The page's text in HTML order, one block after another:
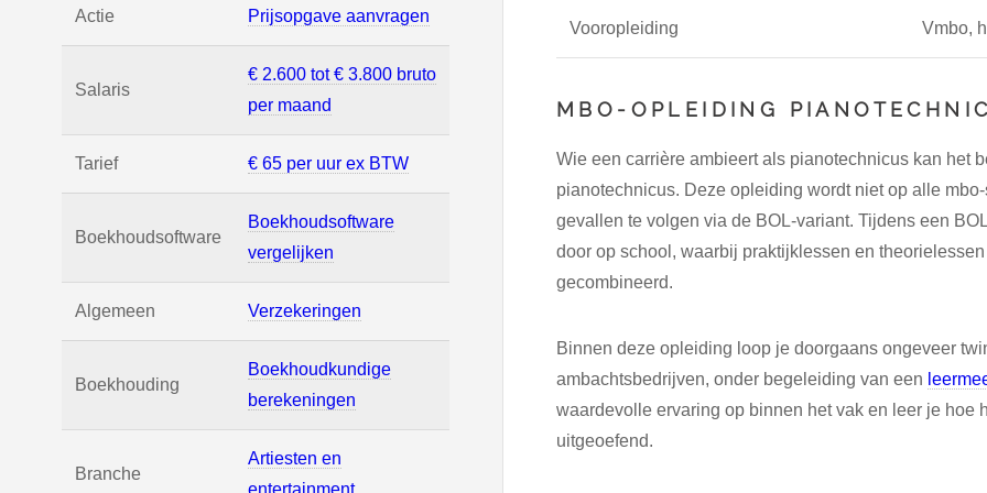
Actie Prijsopgave aanvragen
Salaris
€ 2.600 tot € 3.800 bruto
per maand
Tarief € 65 per uur ex BTW
Boekhoudsoftware
Boekhoudsoftware
vergelijken
Algemeen Verzekeringen
Boekhouding
Boekhoudkundige
berekeningen
Branche
Artiesten en
entertainment
Vooropleiding Vmbo,
MBO-OPLEIDING
Wie een carrière ambieert als pianotechnicus kan het
pianotechnicus. Deze opleiding wordt niet op alle
gevallen te volgen via de BOL-variant. Tijdens een
door op school, waarbij praktijklessen en
gecombineerd.
Binnen deze opleiding loop je doorgaans ongeveer
ambachtsbedrijven, onder begeleiding van een
waardevolle ervaring op binnen het vak en leer je hoe
uitgeoefend.